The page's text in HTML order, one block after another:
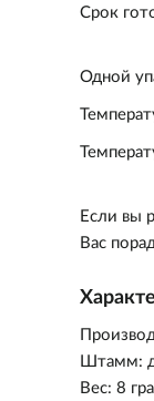
Срок
Одной
Если вы
Вас
Штамм:
Вес: 8